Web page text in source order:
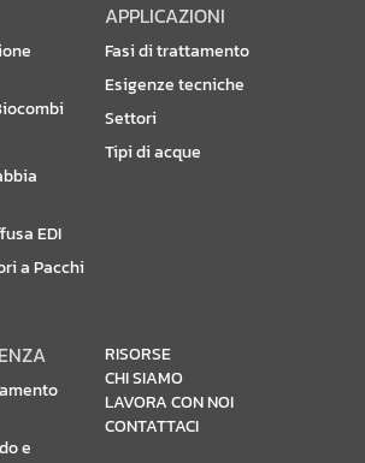
EDI
a Pacchi
APPLICAZIONI
Fasi di trattamento
Esigenze tecniche
Settori
Tipi di acque
e
RISORSE
CHI SIAMO
LAVORA CON NOI
CONTATTACI